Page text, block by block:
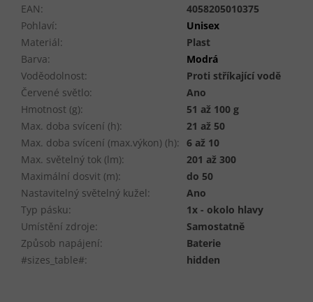
EAN:
4058205010375
Pohlaví:
Unisex
Materiál:
Plast
Barva:
Modrá
Voděodolnost:
Proti stříkající vodě
Červené světlo:
Ano
Hmotnost (g):
51 až 100 g
Max. doba svícení (h):
21 až 50
Max. doba svícení (max.výkon) (h): 6 až 10
Max. světelný tok (lm):
201 až 300
Maximální dosvit (m):
do 50
Nastavitelný světelný kužel:
Ano
Typ pásku:
1x - okolo hlavy
Umístění zdroje:
Samostatně
Způsob napájení:
Baterie
#sizes_table#: hidden